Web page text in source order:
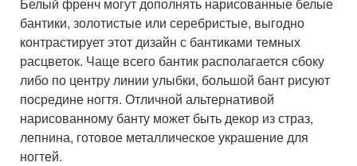
бантики, золотистые или серебристые, выгодно
контрастирует этот дизайн с бантиками темных
расцветок. Чаще всего бантик располагается сбоку
либо по центру линии улыбки, большой бант рисуют
посредине ногтя. Отличной альтернативой
нарисованному банту может быть декор из страз,
лепнина, готовое металлическое украшение для
ногтей.